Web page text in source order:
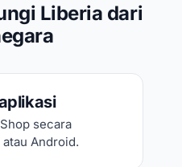
Liberia dari
secara
Android.